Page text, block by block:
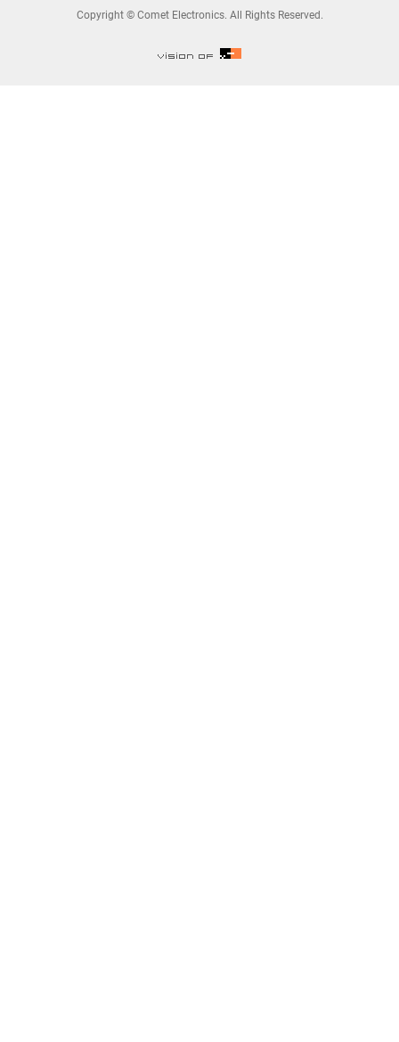
Copyright © Comet Electronics. All Rights Reserved.